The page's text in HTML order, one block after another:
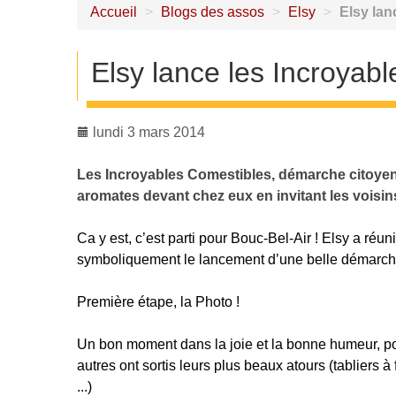
Accueil > Blogs des assos > Elsy > Elsy
Elsy lance les
lundi 3 mars 2014
Les Incroyables Comestibles, démarche
aromates devant chez eux en invitant les
Ca y est, c’est parti pour Bouc-Bel-Air ! Elsy a
symboliquement le lancement d’une belle
Première étape, la Photo !
Un bon moment dans la joie et la bonne humeur,
autres ont sortis leurs plus beaux atours (tabliers
...)